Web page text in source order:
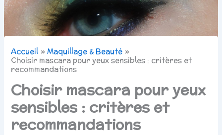
Accueil
Maquillage & Beauté
Choisir mascara pour yeux sensibles : critères et
recommandations
Choisir mascara pour yeux
sensibles : critères et
recommandations